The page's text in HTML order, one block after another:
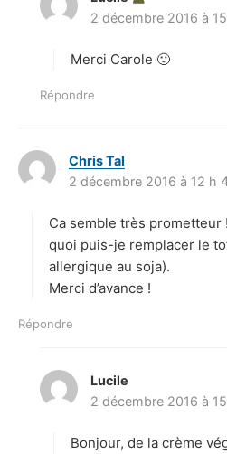
i
2 décembre 2016 à
Merci Carole 🙂
Répondre
Chris Tal
i
2 décembre 2016 à 12 h
Ca semble très prometteur
quoi puis-je remplacer le
allergique au soja).
Merci d’avance !
Répondre
Lucile
i
2 décembre 2016 à
Bonjour, de la crème